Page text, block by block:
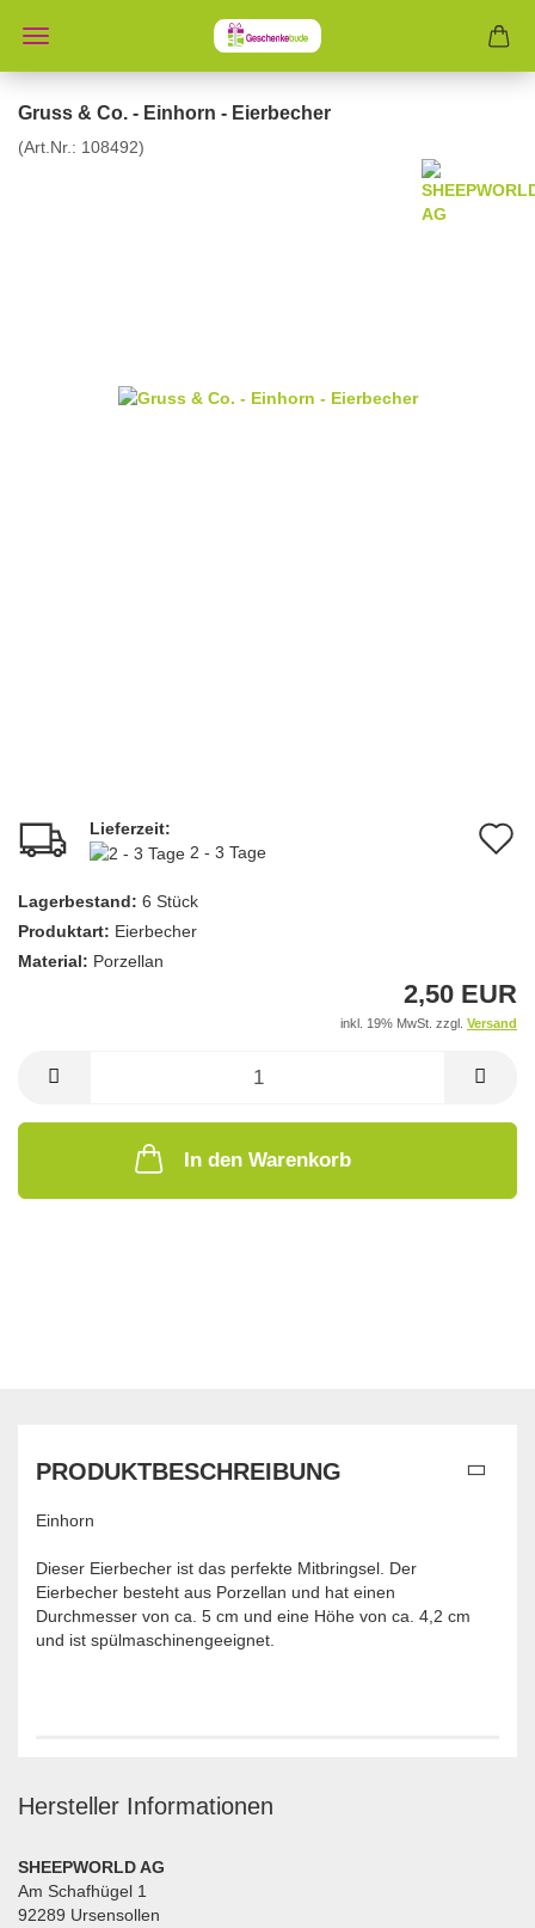
Gruss & Co. - Einhorn - Eierbecher
(Art.Nr.: 108492)
Lieferzeit:
2 - 3 Tage
Lagerbestand: 6 Stück
Produktart: Eierbecher
Material: Porzellan
2,50 EUR
inkl. 19% MwSt. zzgl. Versand
In den Warenkorb
PRODUKTBESCHREIBUNG
Einhorn
Dieser Eierbecher ist das perfekte Mitbringsel. Der
Eierbecher besteht aus Porzellan und hat einen
Durchmesser von ca. 5 cm und eine Höhe von ca. 4,2 cm
und ist spülmaschinengeeignet.
Hersteller Informationen
SHEEPWORLD AG
Am Schafhügel 1
92289 Ursensollen